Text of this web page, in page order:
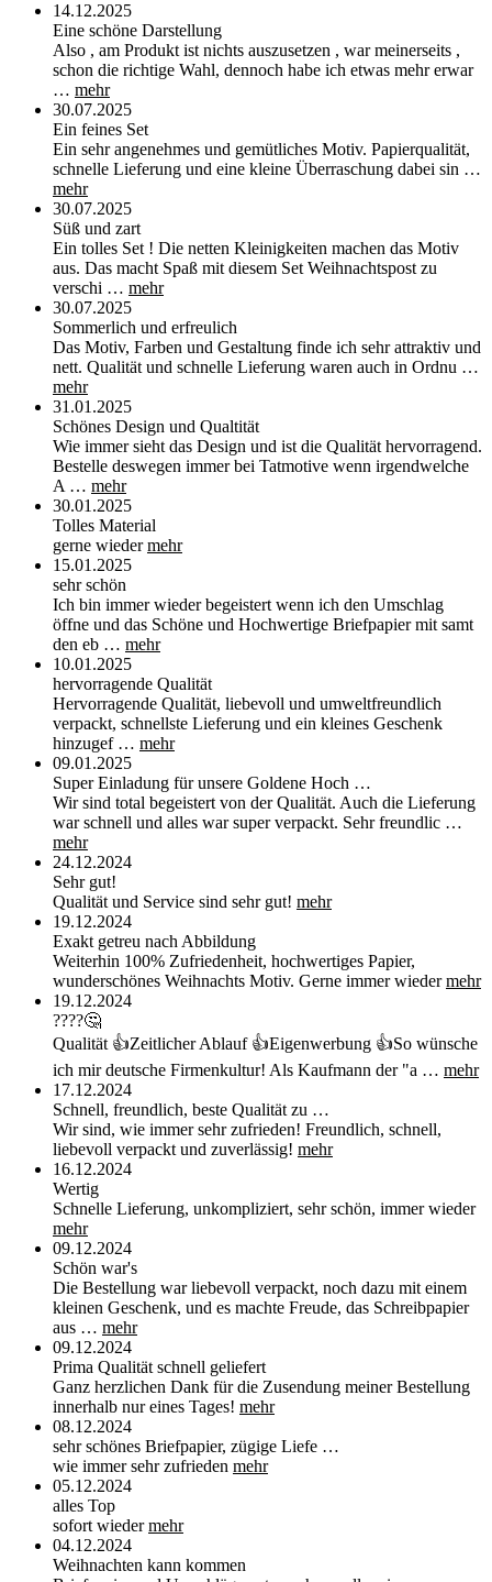
14.12.2025
Eine schöne Darstellung
Also , am Produkt ist nichts auszusetzen , war meinerseits ,
schon die richtige Wahl, dennoch habe ich etwas mehr erwar
… mehr
30.07.2025
Ein feines Set
Ein sehr angenehmes und gemütliches Motiv. Papierqualität,
schnelle Lieferung und eine kleine Überraschung dabei sin …
mehr
30.07.2025
Süß und zart
Ein tolles Set ! Die netten Kleinigkeiten machen das Motiv
aus. Das macht Spaß mit diesem Set Weihnachtspost zu
verschi … mehr
30.07.2025
Sommerlich und erfreulich
Das Motiv, Farben und Gestaltung finde ich sehr attraktiv und
nett. Qualität und schnelle Lieferung waren auch in Ordnu …
mehr
31.01.2025
Schönes Design und Qualtität
Wie immer sieht das Design und ist die Qualität hervorragend.
Bestelle deswegen immer bei Tatmotive wenn irgendwelche
A … mehr
30.01.2025
Tolles Material
gerne wiedermehr
15.01.2025
sehr schön
Ich bin immer wieder begeistert wenn ich den Umschlag
öffne und das Schöne und Hochwertige Briefpapier mit samt
den eb … mehr
10.01.2025
hervorragende Qualität
Hervorragende Qualität, liebevoll und umweltfreundlich
verpackt, schnellste Lieferung und ein kleines Geschenk
hinzugef … mehr
09.01.2025
Super Einladung für unsere Goldene Hoch …
Wir sind total begeistert von der Qualität. Auch die Lieferung
war schnell und alles war super verpackt. Sehr freundlic …
mehr
24.12.2024
Sehr gut!
Qualität und Service sind sehr gut! mehr
19.12.2024
Exakt getreu nach Abbildung
Weiterhin 100% Zufriedenheit, hochwertiges Papier,
wunderschönes Weihnachts Motiv. Gerne immer wiedermehr
19.12.2024
????🤔
Qualität 👍Zeitlicher Ablauf 👍Eigenwerbung 👍So wünsche
ich mir deutsche Firmenkultur! Als Kaufmann der "a … mehr
17.12.2024
Schnell, freundlich, beste Qualität zu …
Wir sind, wie immer sehr zufrieden! Freundlich, schnell,
liebevoll verpackt und zuverlässig! mehr
16.12.2024
Wertig
Schnelle Lieferung, unkompliziert, sehr schön, immer wieder
mehr
09.12.2024
Schön war's
Die Bestellung war liebevoll verpackt, noch dazu mit einem
kleinen Geschenk, und es machte Freude, das Schreibpapier
aus … mehr
09.12.2024
Prima Qualität schnell geliefert
Ganz herzlichen Dank für die Zusendung meiner Bestellung
innerhalb nur eines Tages! mehr
08.12.2024
sehr schönes Briefpapier, zügige Liefe …
wie immer sehr zufrieden mehr
05.12.2024
alles Top
sofort wiedermehr
04.12.2024
Weihnachten kann kommen